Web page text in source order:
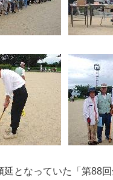
延となっていた「第88